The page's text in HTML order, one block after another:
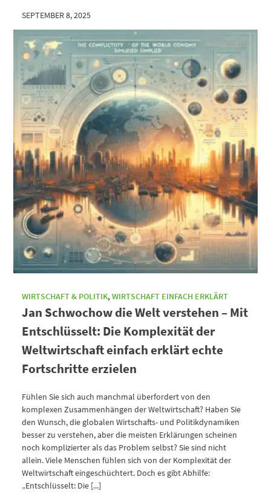
SEPTEMBER 8, 2025
WIRTSCHAFT & POLITIK,WIRTSCHAFT EINFACH ERKLÄRT
Jan Schwochow die Welt verstehen – Mit
Entschlüsselt: Die Komplexität der
Weltwirtschaft einfach erklärt echte
Fortschritte erzielen
Fühlen Sie sich auch manchmal überfordert von den
komplexen Zusammenhängen der Weltwirtschaft? Haben Sie
den Wunsch, die globalen Wirtschafts- und Politikdynamiken
besser zu verstehen, aber die meisten Erklärungen scheinen
noch komplizierter als das Problem selbst? Sie sind nicht
allein. Viele Menschen fühlen sich von der Komplexität der
Weltwirtschaft eingeschüchtert. Doch es gibt Abhilfe:
„Entschlüsselt: Die [...]